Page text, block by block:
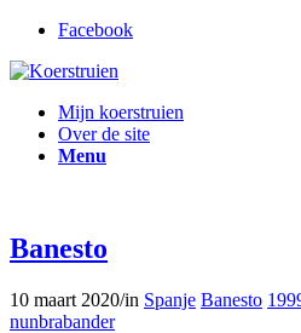
Facebook
Mijn koerstruien
Over de site
Menu
Banesto
10 maart 2020/in Spanje Banesto
nunbrabander